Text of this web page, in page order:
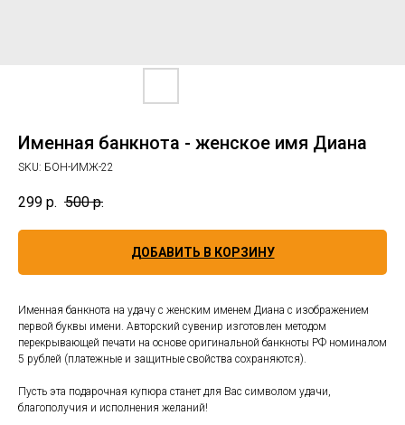
Именная банкнота - женское имя Диана
SKU: БОН-ИМЖ-22
299 р. 500 р.
ДОБАВИТЬ В КОРЗИНУ
Именная банкнота на удачу с женским именем Диана с изображением
первой буквы имени. Авторский сувенир изготовлен методом
перекрывающей печати на основе оригинальной банкноты РФ номиналом
5 рублей (платежные и защитные свойства сохраняются).
Пусть эта подарочная купюра станет для Вас символом удачи,
благополучия и исполнения желаний!